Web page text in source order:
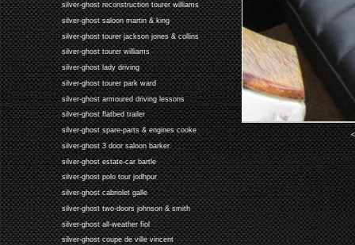
silver-ghost reconstruction tourer williams
silver-ghost saloon martin & king
silver-ghost tourer jackson jones & collins
silver-ghost tourer williams
silver-ghost lady driving
silver-ghost tourer park ward
silver-ghost armoured driving lessons
silver-ghost flatbed trailer
silver-ghost spare-parts & engines cooke
silver-ghost 3 door saloon barker
silver-ghost estate-car bartle
silver-ghost polo tour jodhpur
silver-ghost cabriolet galle
silver-ghost two-doors johnson & smith
silver-ghost all-weather fiol
silver-ghost coupe de ville vincent